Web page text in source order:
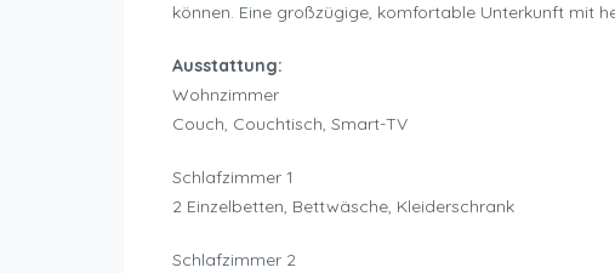
können. Eine großzügige, komfortable Unterkunft mit
Ausstattung:
Wohnzimmer
Couch, Couchtisch, Smart-TV
Schlafzimmer 1
2 Einzelbetten, Bettwäsche, Kleiderschrank
Schlafzimmer 2